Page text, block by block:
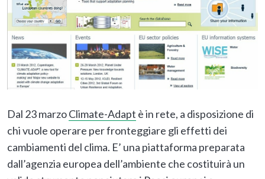
Dal 23 marzoClimate-Adapt è in rete, a disposizione di
chi vuole operare per fronteggiare gli effetti dei
cambiamenti del clima. E’ una piattaforma preparata
dall’agenzia europea dell’ambiente che costituirà un